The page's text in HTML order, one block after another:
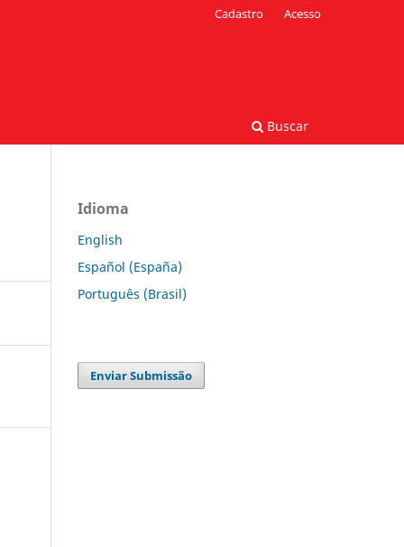
Buscar
Cadastro Acesso
Idioma
English
Español (España)
Português (Brasil)
Enviar Submissão